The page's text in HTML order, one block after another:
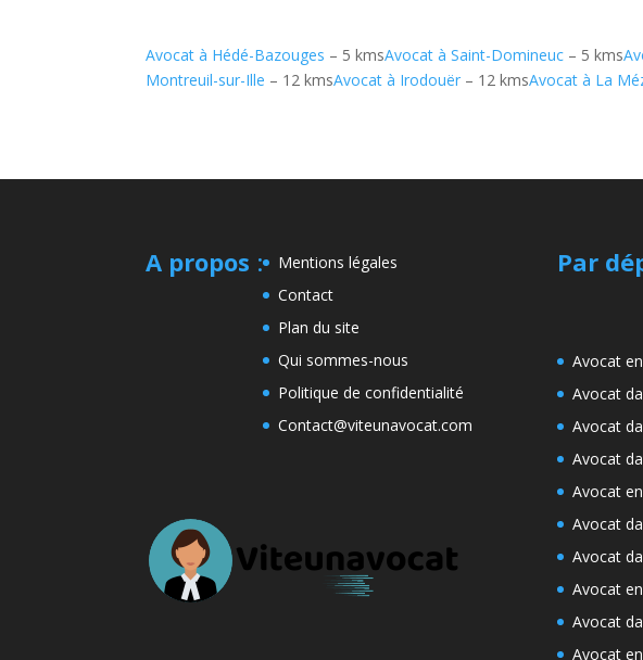
Avocat à Hédé-Bazouges – 5 kmsAvocat à Saint-Domineuc – 5 kms
Montreuil-sur-Ille – 12 kmsAvocat à Irodouër – 12 kmsAvocat à La
A propos :
Mentions légales
Contact
Plan du site
Qui sommes-nous
Politique de confidentialité
Contact@viteunavocat.com
Par
Avocat
Avocat
Avocat
Avocat
Avocat
Avocat
Avocat
Avocat
Avocat
Avocat